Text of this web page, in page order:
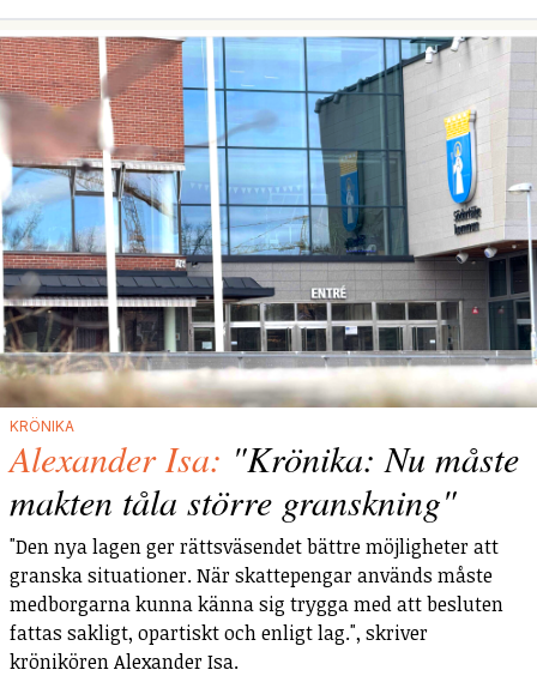
KRÖNIKA
Alexander Isa: "Krönika: Nu måste
makten tåla större granskning"
"Den nya lagen ger rättsväsendet bättre möjligheter att
granska situationer. När skattepengar används måste
medborgarna kunna känna sig trygga med att besluten
fattas sakligt, opartiskt och enligt lag.", skriver
krönikören Alexander Isa.